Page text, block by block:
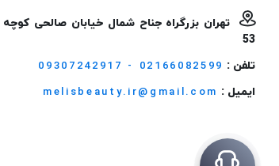
تهران بزرگراه جناح شمال خیابان صالحی کوچه
53
تلفن : 09307242917 - 02166082599
ایمیل : melisbeauty.ir@gmail.com